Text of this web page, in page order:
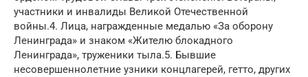
участники и инвалиды Великой Отечественной
войны.4. Лица, награжденные медалью «За оборону
Ленинграда» и знаком «Жителю блокадного
Ленинграда», труженики тыла.5. Бывшие
несовершеннолетние узники концлагерей, гетто, других